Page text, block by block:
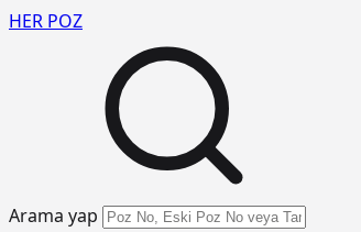
HER POZ
Arama yap